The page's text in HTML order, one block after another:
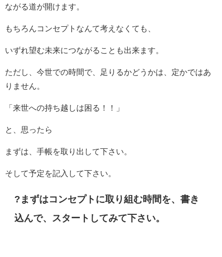
ながる道が開けます。
もちろんコンセプトなんて考えなくても、
いずれ望む未来につながることも出来ます。
ただし、今世での時間で、足りるかどうかは、定かではあ
りません。
「来世への持ち越しは困る！！」
と、思ったら
まずは、手帳を取り出して下さい。
そして予定を記入して下さい。
?まずはコンセプトに取り組む時間を、書き
込んで、スタートしてみて下さい。